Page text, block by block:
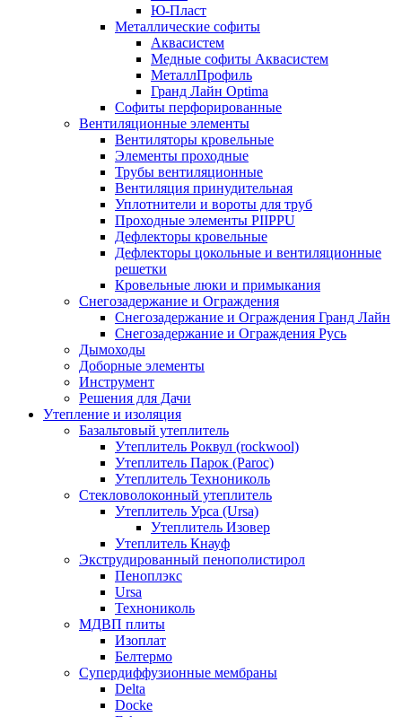
Ю-Пласт
Металлические софиты
Аквасистем
Медные софиты Аквасистем
МеталлПрофиль
Гранд Лайн Optima
Софиты перфорированные
Вентиляционные элементы
Вентиляторы кровельные
Элементы проходные
Трубы вентиляционные
Вентиляция принудительная
Уплотнители и вороты для труб
Проходные элементы PIIPPU
Дефлекторы кровельные
Дефлекторы цокольные и вентиляционные
решетки
Кровельные люки и примыкания
Снегозадержание и Ограждения
Снегозадержание и Ограждения Гранд Лайн
Снегозадержание и Ограждения Русь
Дымоходы
Доборные элементы
Инструмент
Решения для Дачи
Утепление и изоляция
Базальтовый утеплитель
Утеплитель Роквул (rockwool)
Утеплитель Парок (Paroc)
Утеплитель Технониколь
Стекловолоконный утеплитель
Утеплитель Урса (Ursa)
Утеплитель Изовер
Утеплитель Кнауф
Экструдированный пенополистирол
Пеноплэкс
Ursa
Технониколь
МДВП плиты
Изоплат
Белтермо
Супердиффузионные мембраны
Delta
Docke